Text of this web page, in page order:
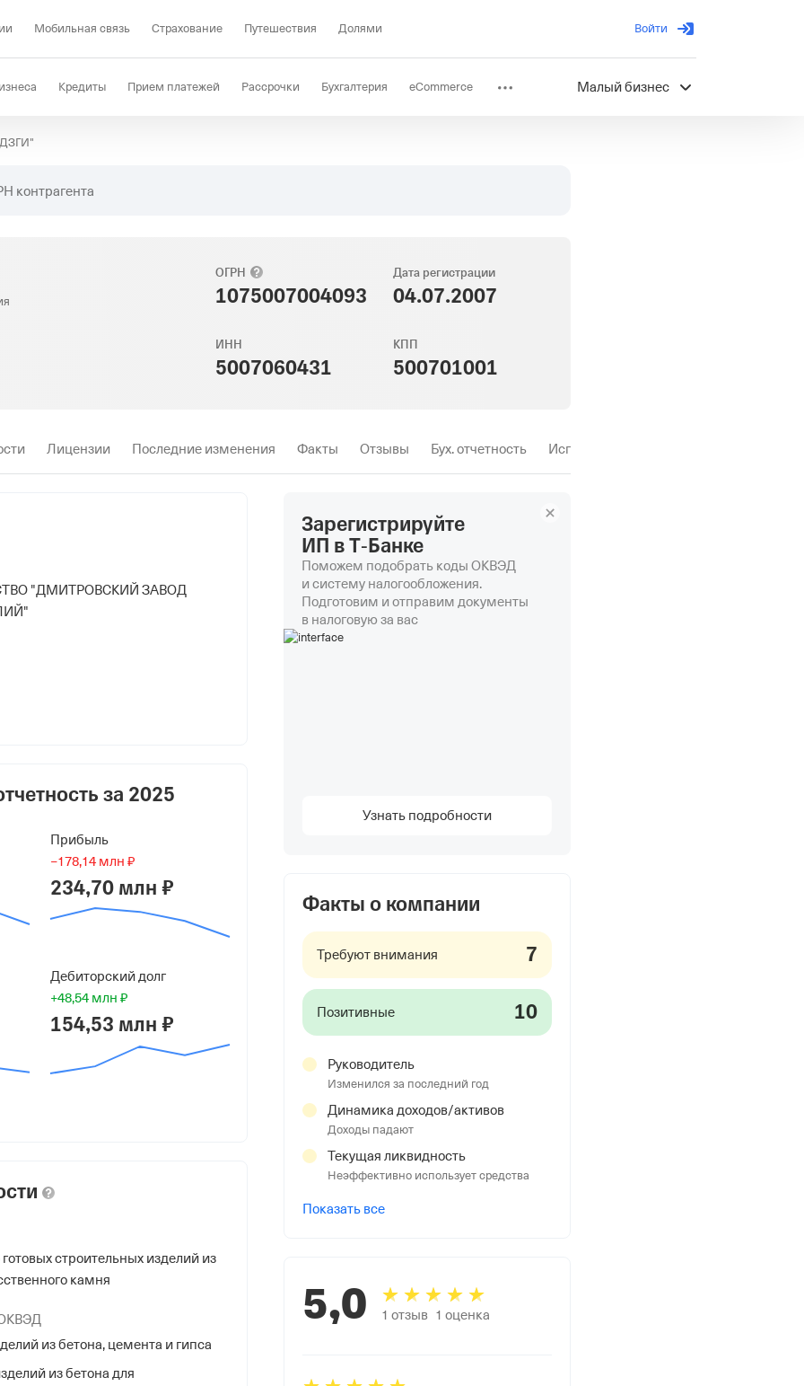
Мобильная связь Страхование Путешествия Долями Войти
Кредиты Прием платежей Рассрочки Бухгалтерия eCommerce
Депозиты
Малый бизнес
контрагента
ОГРН
1075007004093
Дата регистрации
04.07.2007
ИНН
5007060431
КПП
500701001
Лицензии Последние изменения Факты Отзывы Бух. отчетность Исп. производства
"ДМИТРОВСКИЙ ЗАВОД
г Дмитров, деревня Селевкино, д
Федеральной Налоговой Службы
за 2025
Прибыль
−178,14 млн ₽
234,70 млн ₽
Дебиторский долг
+48,54 млн ₽
154,53 млн ₽
строительных изделий из
камня
из бетона, цемента и гипса
из бетона для
Зарегистрируйте
ИП в Т‑Банке
Поможем подобрать коды ОКВЭД
и систему налогообложения.
Подготовим и отправим документы
в налоговую за вас
Узнать подробности
Факты о компании
Требуют внимания 7
Позитивные 10
Руководитель
Изменился за последний год
Динамика доходов/активов
Доходы падают
Текущая ликвидность
Неэффективно использует средства
Показать все
5,0 1 отзыв 1 оценка